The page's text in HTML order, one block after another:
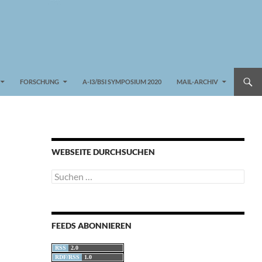
FORSCHUNG A-I3/BSI SYMPOSIUM 2020 MAIL-ARCHIV
WEBSEITE DURCHSUCHEN
Suchen
nach:
FEEDS ABONNIEREN
RSS
2.0
RDF/RSS
1.0